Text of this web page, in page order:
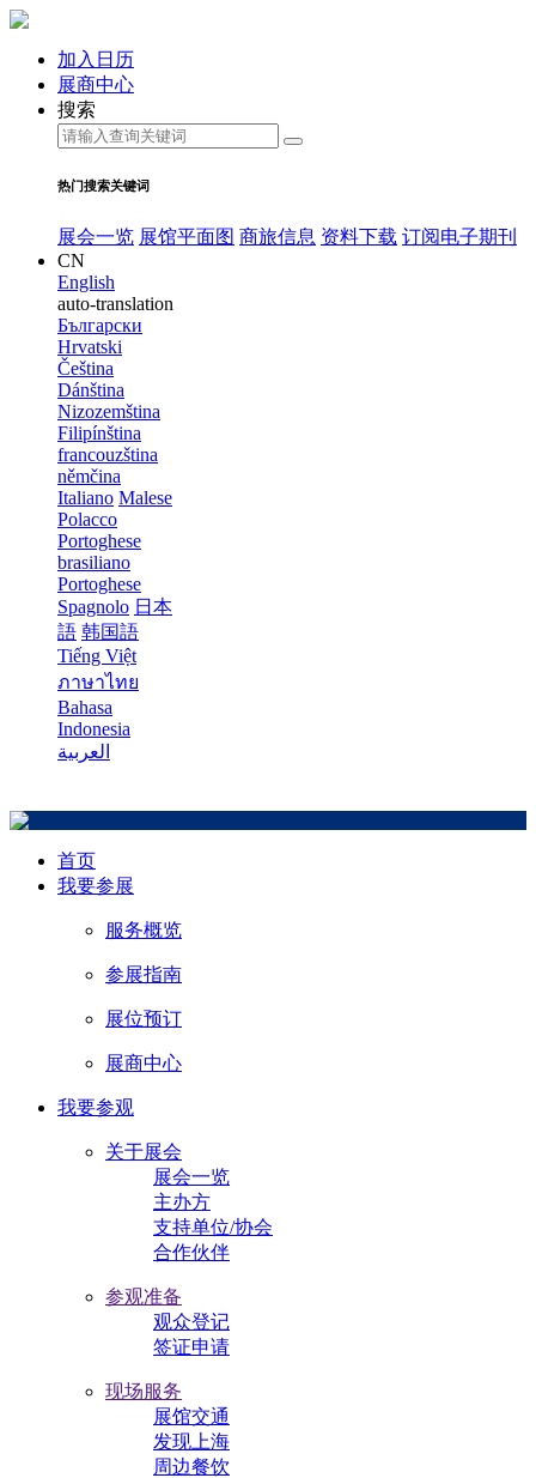
加入日历
展商中心
搜索
热门搜索关键词
展会一览 展馆平面图 商旅信息 资料下载 订阅电子期刊
CN
English
auto-translation
Български
Hrvatski
Čeština
Dánština
Nizozemština
Filipínština
francouzština
němčina
Italiano Malese
Polacco
Portoghese
brasiliano
Portoghese
Spagnolo 日本
語 韩国語
Tiếng Việt
ภาษาไทย
Bahasa
Indonesia
العربية
首页
我要参展
服务概览
参展指南
展位预订
展商中心
我要参观
关于展会
展会一览
主办方
支持单位/协会
合作伙伴
参观准备
观众登记
签证申请
现场服务
展馆交通
发现上海
周边餐饮